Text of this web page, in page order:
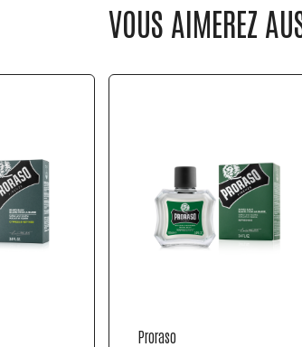
VOUS AIMEREZ
Proraso